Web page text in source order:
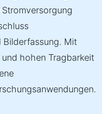
Mit
hohen Tragbarkeit